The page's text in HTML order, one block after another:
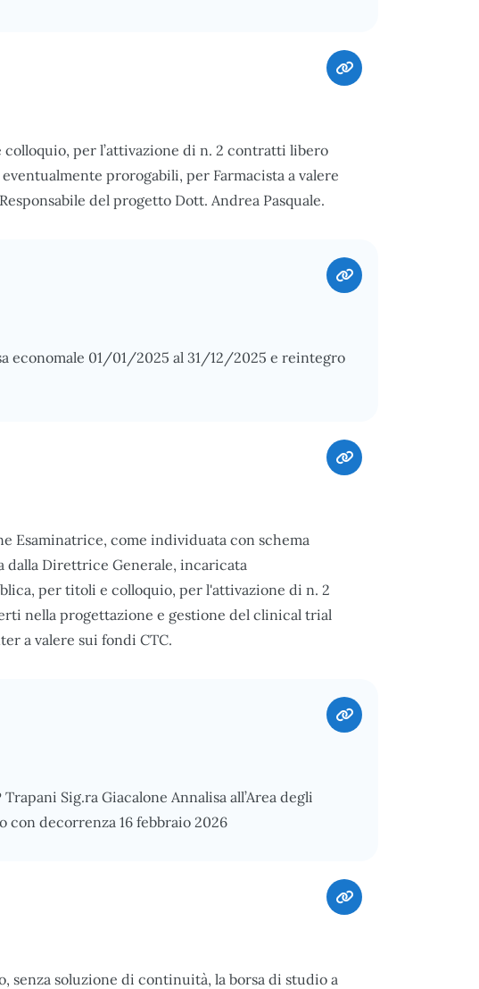
per l’attivazione di n. 2 contratti libero
prorogabili, per Farmacista a valere
del progetto Dott. Andrea Pasquale.
economale 01/01/2025 al 31/12/2025 e reintegro
Esaminatrice, come individuata con schema
dalla Direttrice Generale, incaricata
per titoli e colloquio, per l'attivazione di n. 2
nella progettazione e gestione del clinical trial
a valere sui fondi CTC.
Sig.ra Giacalone Annalisa all’Area degli
decorrenza 16 febbraio 2026
senza soluzione di continuità, la borsa di studio a